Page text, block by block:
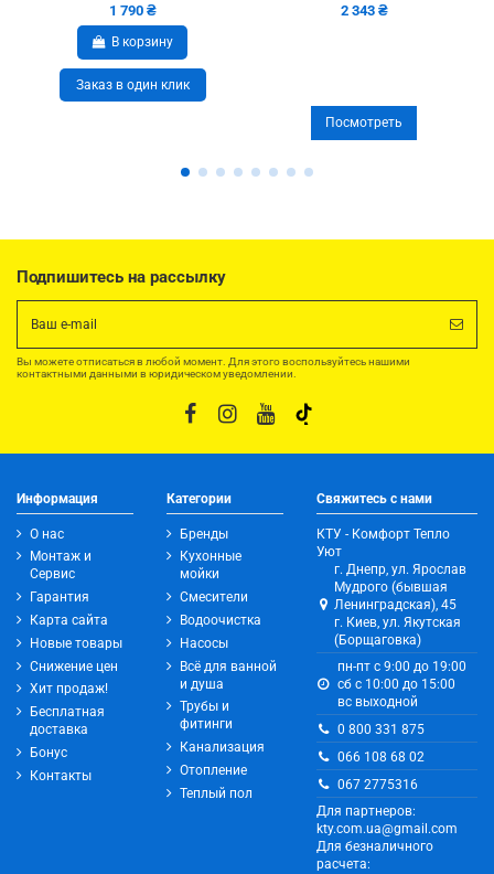
1 790 ₴
В корзину
Заказ в один клик
2 343 ₴
Посмотреть
Подпишитесь на рассылку
Вы можете отписаться в любой момент. Для этого воспользуйтесь нашими
контактными данными в юридическом уведомлении.
Информация
О нас
Монтаж и
Сервис
Гарантия
Карта сайта
Новые товары
Снижение цен
Хит продаж!
Бесплатная
доставка
Бонус
Контакты
Категории
Бренды
Кухонные
мойки
Смесители
Водоочистка
Насосы
Всё для ванной
и душа
Трубы и
фитинги
Канализация
Отопление
Теплый пол
Свяжитесь с нами
КТУ - Комфорт Тепло
Уют
г. Днепр, ул. Ярослав
Мудрого (бывшая
Ленинградская), 45
г. Киев, ул. Якутская
(Борщаговка)
пн-пт с 9:00 до 19:00
сб с 10:00 до 15:00
вс выходной
0 800 331 875
066 108 68 02
067 2775316
Для партнеров:
kty.com.ua@gmail.com
Для безналичного
расчета: